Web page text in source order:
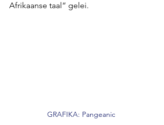
Afrikaanse taal” gelei.
GRAFIKA: Pangeanic